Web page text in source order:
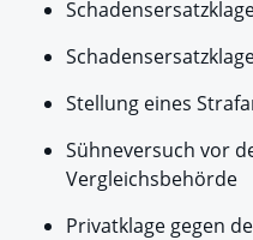
Stellung eines
Sühneversuch vor
Vergleichsbehörde
Privatklage gegen